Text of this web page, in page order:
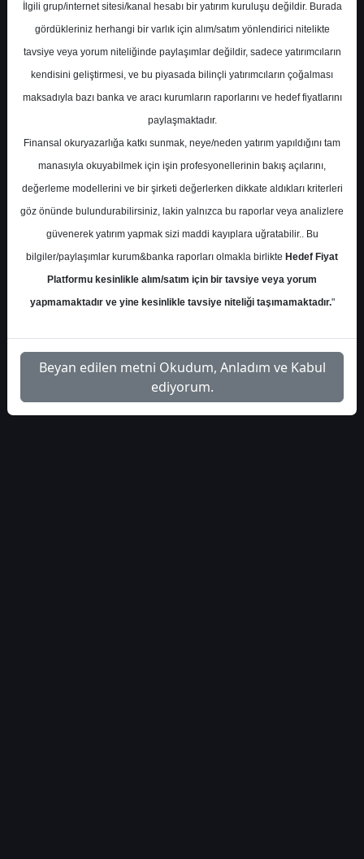
Aylık Enerji Takip Bülteni
S.No Dosya Adı İndir
1
deniz-yatirim-aylik-enerji-
takip-bulteni-6652
İlgili
Dosyayı
1
İlgili grup/internet sitesi/kanal hesabı bir yatırım kuruluşu değildir. Burada
gördükleriniz herhangi bir varlık için alım/satım yönlendirici nitelikte
tavsiye veya yorum niteliğinde paylaşımlar değildir, sadece yatırımcıların
kendisini geliştirmesi, ve bu piyasada bilinçli yatırımcıların çoğalması
maksadıyla bazı banka ve aracı kurumların raporlarını ve hedef fiyatlarını
paylaşmaktadır.
Finansal okuryazarlığa katkı sunmak, neye/neden yatırım yapıldığını tam
manasıyla okuyabilmek için işin profesyonellerinin bakış açılarını,
değerleme modellerini ve bir şirketi değerlerken dikkate aldıkları kriterleri
göz önünde bulundurabilirsiniz, lakin yalnızca bu raporlar veya analizlere
güvenerek yatırım yapmak sizi maddi kayıplara uğratabilir.. Bu
bilgiler/paylaşımlar kurum&banka raporları olmakla birlikte Hedef Fiyat
Platformu kesinlikle alım/satım için bir tavsiye veya yorum
yapmamaktadır ve yine kesinlikle tavsiye niteliği taşımamaktadır."
Beyan edilen metni Okudum, Anladım ve Kabul
ediyorum.